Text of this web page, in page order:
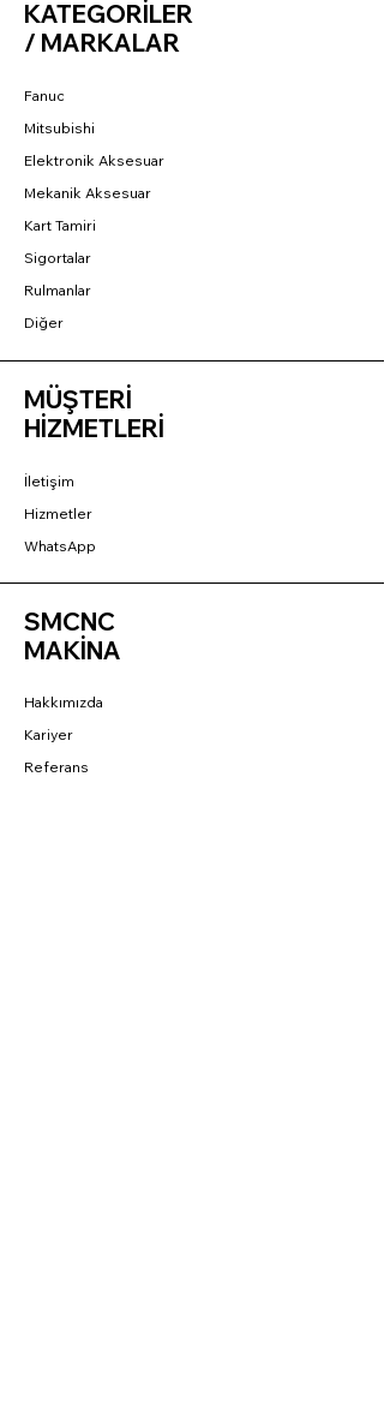
KATEGORİLER
/ MARKALAR
Fanuc
Mitsubishi
Elektronik Aksesuar
Mekanik Aksesuar
Kart Tamiri
Sigortalar
Rulmanlar
Diğer
MÜŞTERİ
HİZMETLERİ
İletişim
Hizmetler
WhatsApp
SMCNC
MAKİNA
Hakkımızda
Kariyer
Referans